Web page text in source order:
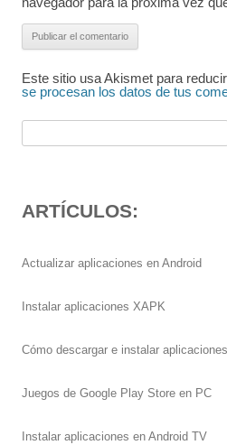
Este sitio usa Akismet para
se procesan los datos de tus
ARTÍCULOS:
Actualizar aplicaciones en Android
Instalar aplicaciones XAPK
Cómo descargar e instalar
Juegos de Google Play Store en PC
Instalar aplicaciones en Android TV